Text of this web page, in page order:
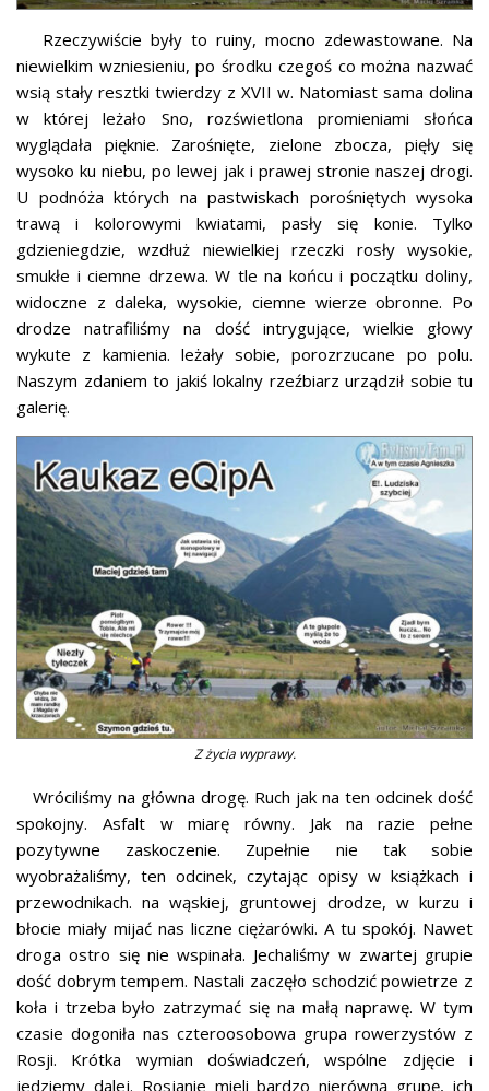
Rzeczywiście były to ruiny, mocno zdewastowane. Na
niewielkim wzniesieniu, po środku czegoś co można nazwać
wsią stały resztki twierdzy z XVII w. Natomiast sama dolina
w której leżało Sno, rozświetlona promieniami słońca
wyglądała pięknie. Zarośnięte, zielone zbocza, pięły się
wysoko ku niebu, po lewej jak i prawej stronie naszej drogi.
U podnóża których na pastwiskach porośniętych wysoka
trawą i kolorowymi kwiatami, pasły się konie. Tylko
gdzieniegdzie, wzdłuż niewielkiej rzeczki rosły wysokie,
smukłe i ciemne drzewa. W tle na końcu i początku doliny,
widoczne z daleka, wysokie, ciemne wierze obronne. Po
drodze natrafiliśmy na dość intrygujące, wielkie głowy
wykute z kamienia. leżały sobie, porozrzucane po polu.
Naszym zdaniem to jakiś lokalny rzeźbiarz urządził sobie tu
galerię.
Z życia wyprawy.
Wróciliśmy na główna drogę. Ruch jak na ten odcinek dość
spokojny. Asfalt w miarę równy. Jak na razie pełne
pozytywne zaskoczenie. Zupełnie nie tak sobie
wyobrażaliśmy, ten odcinek, czytając opisy w książkach i
przewodnikach. na wąskiej, gruntowej drodze, w kurzu i
błocie miały mijać nas liczne ciężarówki. A tu spokój. Nawet
droga ostro się nie wspinała. Jechaliśmy w zwartej grupie
dość dobrym tempem. Nastali zaczęło schodzić powietrze z
koła i trzeba było zatrzymać się na małą naprawę. W tym
czasie dogoniła nas czteroosobowa grupa rowerzystów z
Rosji. Krótka wymian doświadczeń, wspólne zdjęcie i
jedziemy dalej. Rosjanie mieli bardzo nierówną grupę, ich